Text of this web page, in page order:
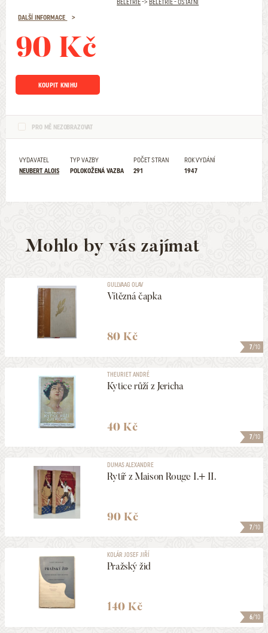
BELETRIE->BELETRIE - OSTATNÍ
DALŠÍ INFORMACE
90 Kč
KOUPIT KNIHU
PRO MĚ NEZOBRAZOVAT
VYDAVATEL
NEUBERT ALOIS
TYP VAZBY
POLOKOŽENÁ VAZBA
POČET STRAN
291
ROK VYDÁNÍ
1947
Mohlo by vás zajímat
7/10
GULLVAAG OLAV
Vítězná čapka
80 Kč
7/10
THEURIET ANDRÉ
Kytice růží z Jericha
40 Kč
7/10
DUMAS ALEXANDRE
Rytíř z Maison Rouge I.+ II.
90 Kč
6/10
KOLÁR JOSEF JIŘÍ
Pražský žid
140 Kč